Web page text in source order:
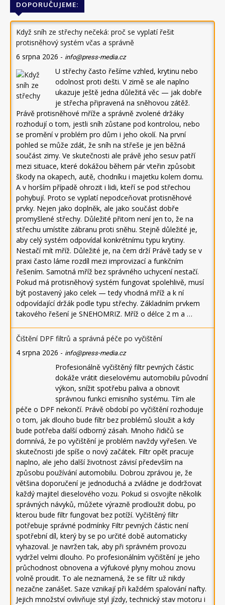
DOPORUČUJEME:
Když sníh ze střechy nečeká: proč se vyplatí řešit
protisněhový systém včas a správně
6 srpna 2026 - info@press-media.cz
U střechy často řešíme vzhled, krytinu nebo
odolnost proti dešti. V zimě se ale naplno
ukazuje ještě jedna důležitá věc — jak dobře
je střecha připravená na sněhovou zátěž.
Právě protisněhové mříže a správně zvolené držáky
rozhodují o tom, jestli sníh zůstane pod kontrolou, nebo
se promění v problém pro dům i jeho okolí. Na první
pohled se může zdát, že sníh na střeše je jen běžná
součást zimy. Ve skutečnosti ale právě jeho sesuv patří
mezi situace, které dokážou během pár vteřin způsobit
škody na okapech, autě, chodníku i majetku kolem domu.
A v horším případě ohrozit i lidi, kteří se pod střechou
pohybují. Proto se vyplatí nepodceňovat protisněhové
prvky. Nejen jako doplněk, ale jako součást dobře
promyšlené střechy. Důležité přitom není jen to, že na
střechu umístíte zábranu proti sněhu. Stejně důležité je,
aby celý systém odpovídal konkrétnímu typu krytiny.
Nestačí mít mříž. Důležité je, na čem drží Právě tady se v
praxi často láme rozdíl mezi improvizací a funkčním
řešením. Samotná mříž bez správného uchycení nestačí.
Pokud má protisněhový systém fungovat spolehlivě, musí
být postavený jako celek — tedy vhodná mříž a k ní
odpovídající držák podle typu střechy. Základním prvkem
takového řešení je SNEHOMRIZ. Mříž o délce 2 m a …
Čištění DPF filtrů a správná péče po vyčištění
4 srpna 2026 - info@press-media.cz
Profesionálně vyčištěný filtr pevných částic
dokáže vrátit dieselovému automobilu původní
výkon, snížit spotřebu paliva a obnovit
správnou funkci emisního systému. Tím ale
péče o DPF nekončí. Právě období po vyčištění rozhoduje
o tom, jak dlouho bude filtr bez problémů sloužit a kdy
bude potřeba další odborný zásah. Mnoho řidičů se
domnívá, že po vyčištění je problém navždy vyřešen. Ve
skutečnosti jde spíše o nový začátek. Filtr opět pracuje
naplno, ale jeho další životnost závisí především na
způsobu používání automobilu. Dobrou zprávou je, že
většina doporučení je jednoduchá a zvládne je dodržovat
každý majitel dieselového vozu. Pokud si osvojíte několik
správných návyků, můžete výrazně prodloužit dobu, po
kterou bude filtr fungovat bez potíží. Vyčištěný filtr
potřebuje správné podmínky Filtr pevných částic není
spotřební díl, který by se po určité době automaticky
vyhazoval. Je navržen tak, aby při správném provozu
vydržel velmi dlouho. Po profesionálním vyčištění je jeho
průchodnost obnovena a výfukové plyny mohou znovu
volně proudit. To ale neznamená, že se filtr už nikdy
nezačne zanášet. Saze vznikají při každém spalování nafty.
Jejich množství ovlivňuje styl jízdy, technický stav motoru i